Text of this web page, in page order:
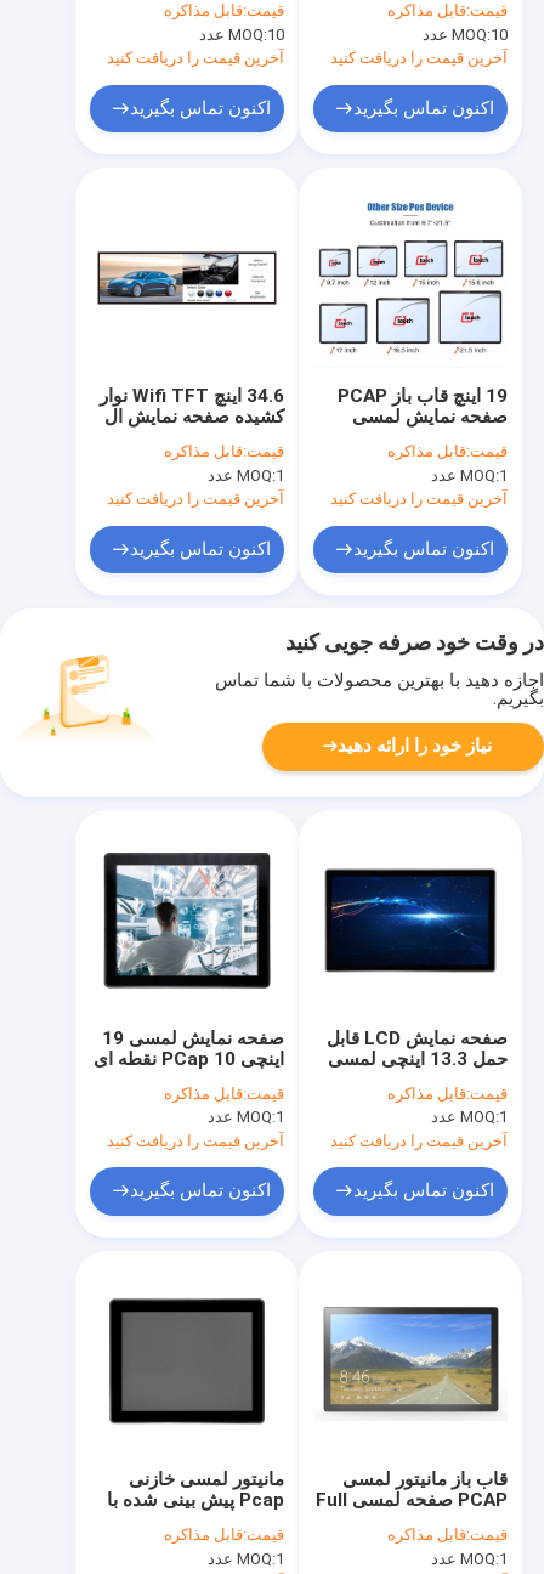
نقطه لمسی
قیمت:قابل مذاکره
MOQ:10 عدد
آخرین قیمت را دریافت کنید
اکنون تماس بگیرید
قیمت:قابل مذاکره
MOQ:10 عدد
آخرین قیمت را دریافت کنید
اکنون تماس بگیرید
34.6 اینچ Wifi TFT نوار
کشیده صفحه نمایش ال
کشیده صفحه نمایش ال
سی دی
قیمت:قابل مذاکره
MOQ:1 عدد
آخرین قیمت را دریافت کنید
اکنون تماس بگیرید
19 اینچ قاب باز PCAP
صفحه نمایش لمسی
خازنی
قیمت:قابل مذاکره
MOQ:1 عدد
آخرین قیمت را دریافت کنید
اکنون تماس بگیرید
در وقت خود صرفه جویی کنید
اجازه دهید با بهترین محصولات با شما تماس
بگیریم.
نیاز خود را ارائه دهید
صفحه نمایش لمسی 19
اینچی PCap 10 نقطه ای
قیمت:قابل مذاکره
MOQ:1 عدد
آخرین قیمت را دریافت کنید
اکنون تماس بگیرید
صفحه نمایش LCD قابل
حمل 13.3 اینچی لمسی
قیمت:قابل مذاکره
MOQ:1 عدد
آخرین قیمت را دریافت کنید
اکنون تماس بگیرید
مانیتور لمسی خازنی
Pcap پیش بینی شده با
نقطه ای
قیمت:قابل مذاکره
MOQ:1 عدد
قاب باز مانیتور لمسی
PCAP صفحه لمسی Full
Touch Panel
قیمت:قابل مذاکره
MOQ:1 عدد